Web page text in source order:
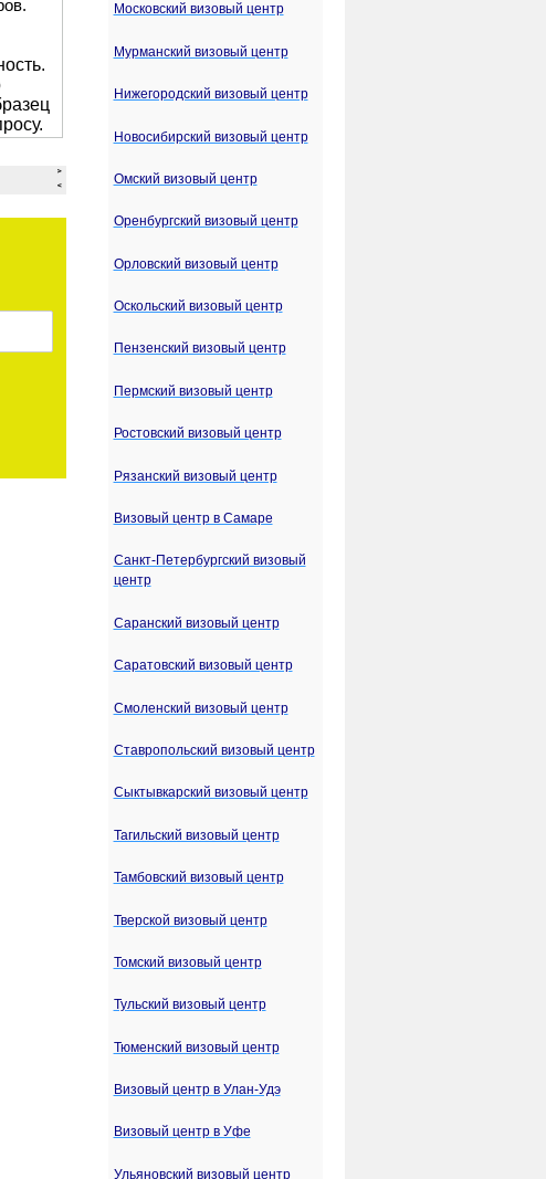
Московский визовый центр
Мурманский визовый центр
Нижегородский визовый центр
Новосибирский визовый центр
Омский визовый центр
Оренбургский визовый центр
Орловский визовый центр
Оскольский визовый центр
Пензенский визовый центр
Пермский визовый центр
Ростовский визовый центр
Рязанский визовый центр
Визовый центр в Самаре
Санкт-Петербургский визовый
центр
Саранский визовый центр
Саратовский визовый центр
Смоленский визовый центр
Ставропольский визовый центр
Сыктывкарский визовый центр
Тагильский визовый центр
Тамбовский визовый центр
Тверской визовый центр
Томский визовый центр
Тульский визовый центр
Тюменский визовый центр
Визовый центр в Улан-Удэ
Визовый центр в Уфе
Ульяновский визовый центр